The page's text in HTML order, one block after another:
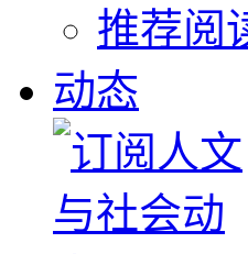
推荐阅
动态